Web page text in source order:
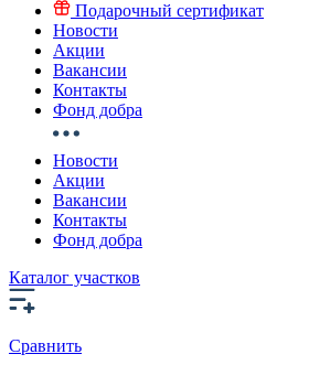
Подарочный сертификат
Новости
Акции
Вакансии
Контакты
Фонд добра
Новости
Акции
Вакансии
Контакты
Фонд добра
Каталог участков
Сравнить